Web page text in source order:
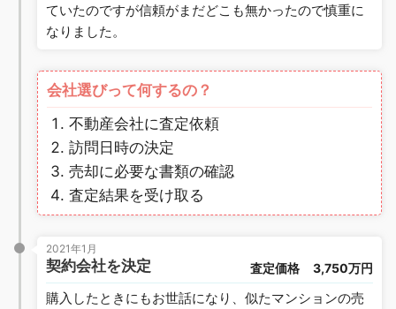
ていたのですが信頼がまだどこも無かったので慎重に
なりました。
会社選びって何するの？
不動産会社に査定依頼
訪問日時の決定
売却に必要な書類の確認
査定結果を受け取る
2021年1月
契約会社を決定 査定価格 3,750万円
購入したときにもお世話になり、似たマンションの売